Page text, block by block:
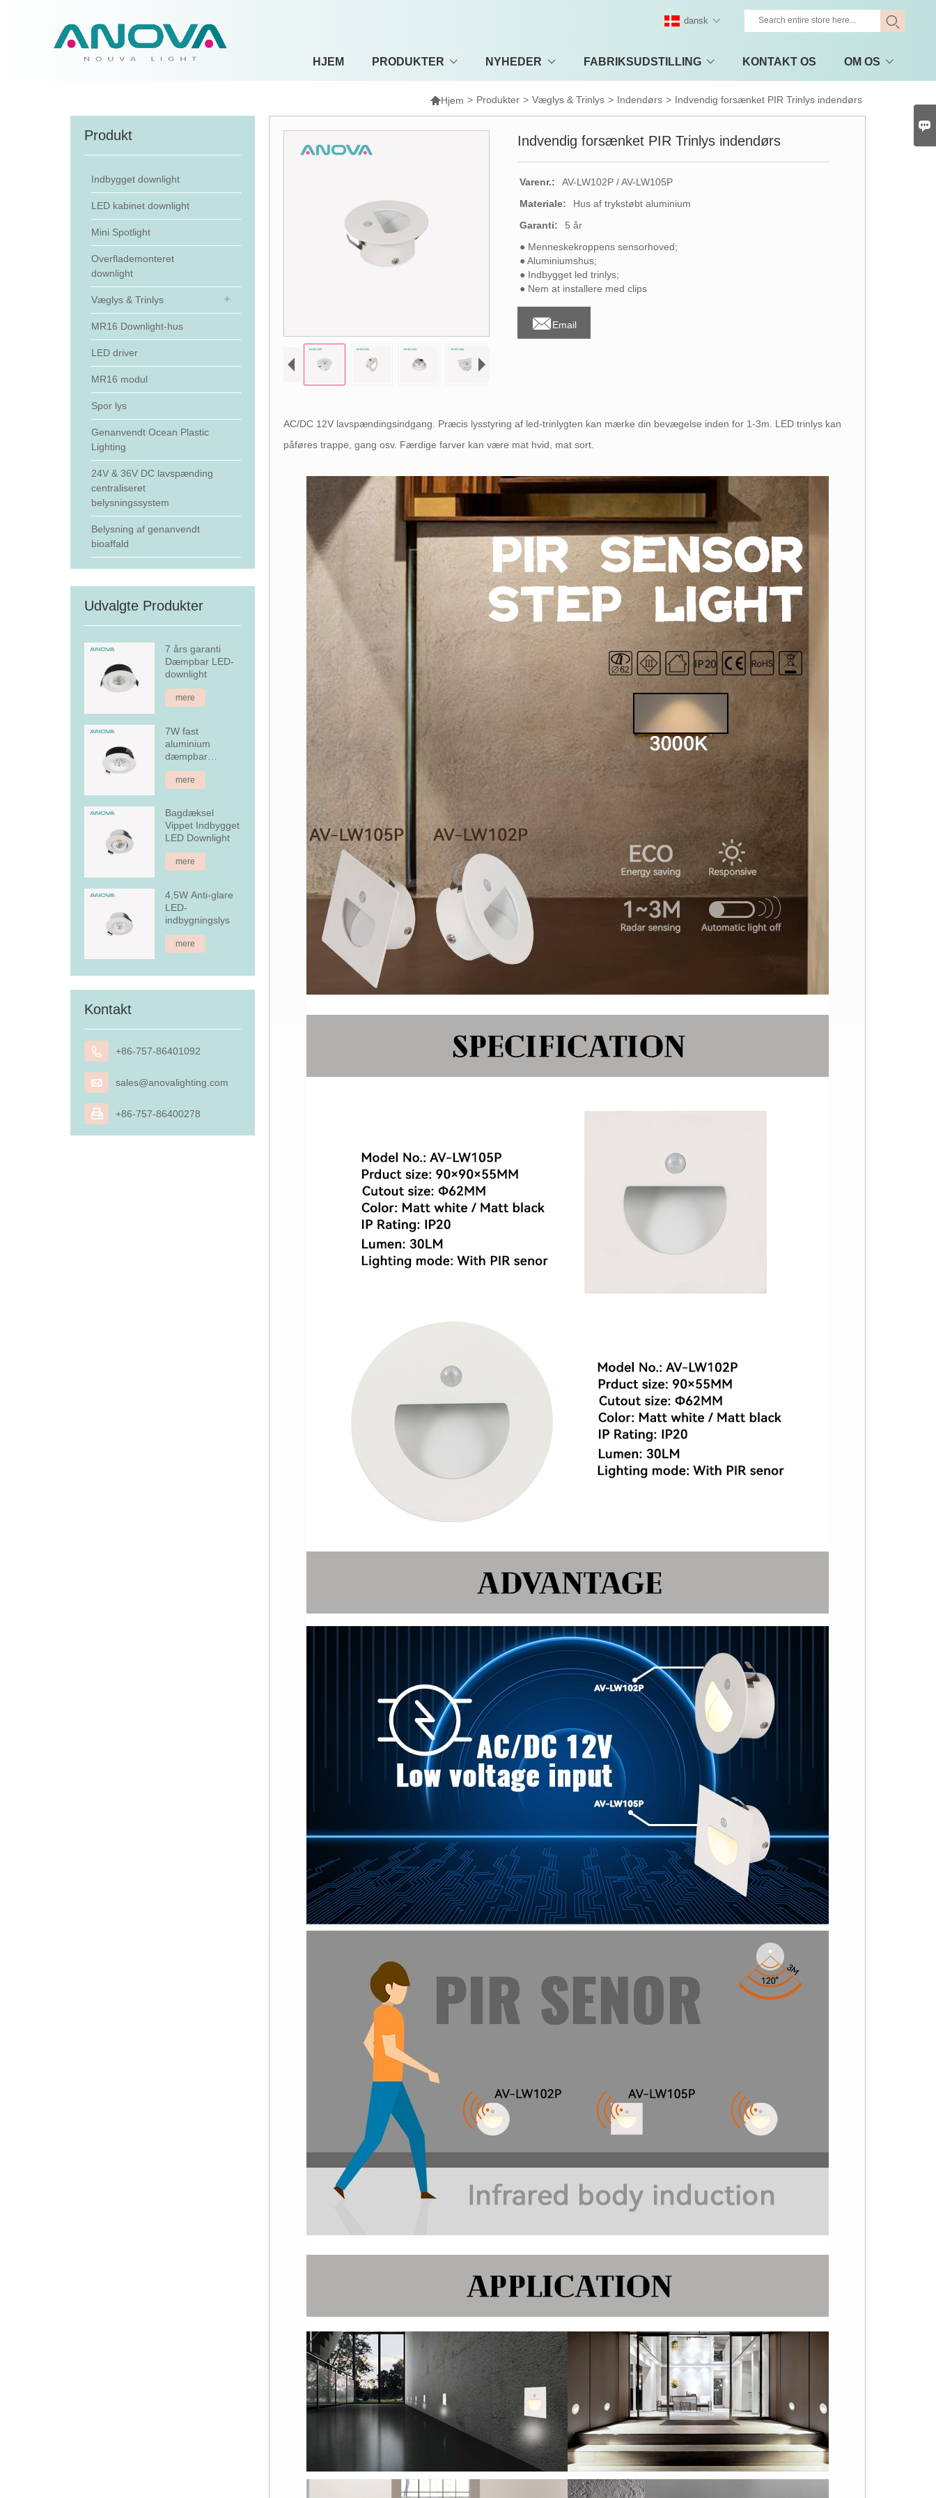
HJEM PRODUKTER NYHEDER FABRIKSUDSTILLING KONTAKT OS OM OS
dansk
Hjem > Produkter > Væglys & Trinlys > Indendørs > Indvendig forsænket PIR Trinlys indendørs
Produkt
Indbygget downlight
LED kabinet downlight
Mini Spotlight
Overflademonteret
downlight
Væglys & Trinlys
MR16 Downlight-hus
LED driver
MR16 modul
Spor lys
Genanvendt Ocean Plastic
Lighting
24V & 36V DC lavspænding
centraliseret
belysningssystem
Belysning af genanvendt
bioaffald
Udvalgte Produkter
7 års garanti
Dæmpbar LED-
downlight
mere
7W fast
aluminium
dæmpbar
forsænket LED
downlight
mere
Bagdæksel
Vippet Indbygget
LED Downlight
mere
4,5W Anti-glare
LED-
indbygningslys
mere
Kontakt
 +86-757-86401092
 sales@anovalighting.com
 +86-757-86400278
Indvendig forsænket PIR Trinlys indendørs
Varenr.:
AV-LW102P / AV-LW105P
Materiale:
Hus af trykstøbt aluminium
Garanti:
5 år
● Menneskekroppens sensorhoved;
● Aluminiumshus;
● Indbygget led trinlys;
● Nem at installere med clips
Email
AC/DC 12V lavspændingsindgang. Præcis lysstyring af led-trinlygten kan mærke din bevægelse inden for 1-3m. LED trinlys kan
påføres trappe, gang osv. Færdige farver kan være mat hvid, mat sort.
